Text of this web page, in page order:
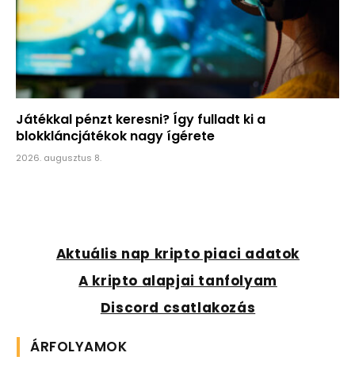
Játékkal pénzt keresni? Így fulladt ki a
blokkláncjátékok nagy ígérete
2026. augusztus 8.
Aktuális nap kripto piaci adatok
A kripto alapjai tanfolyam
Discord csatlakozás
ÁRFOLYAMOK